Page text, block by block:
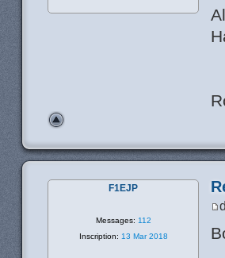
F1EJP
Messages: 112
Inscription: 13 Mar 2018